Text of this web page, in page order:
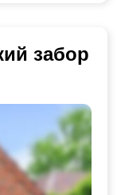
забор